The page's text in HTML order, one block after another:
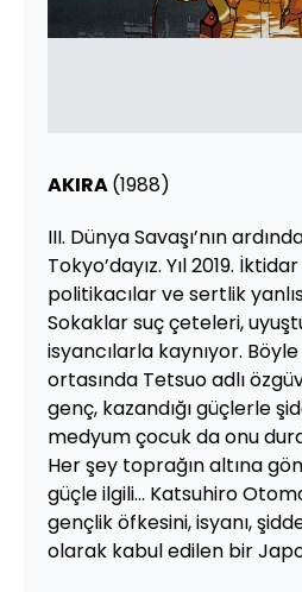
AKIRA(1988)
III. Dünya Savaşı’nın
Tokyo’dayız. Yıl 2019.
politikacılar ve sertlik
Sokaklar suç çeteleri,
isyancılarla kaynıyor.
ortasında Tetsuo adlı
genç, kazandığı güçlerle
medyum çocuk da onu
Her şey toprağın altına
güçle ilgili... Katsuhiro
gençlik öfkesini, isyanı,
olarak kabul edilen bir